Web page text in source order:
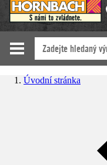
Úvodní stránka